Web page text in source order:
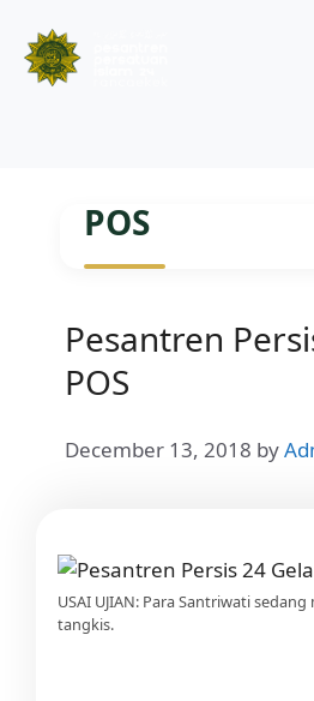
POS
Pesantren
POS
December 13, 2018 by
USAI UJIAN: Para Santriwati
tangkis.